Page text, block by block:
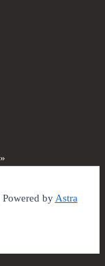
byAstra